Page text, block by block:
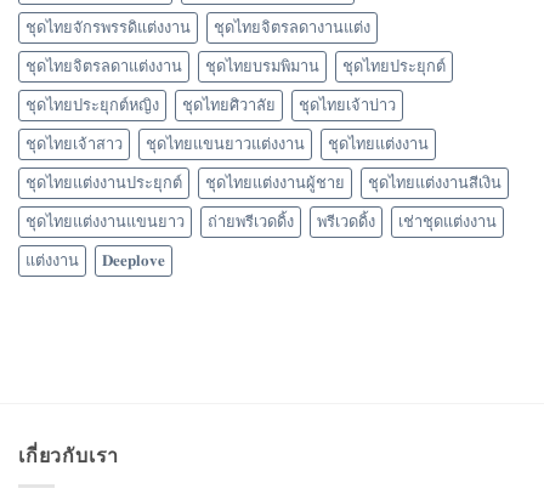
ชุดไทยจักรพรรดิแต่งงาน ชุดไทยจิตรลดางานแต่ง
ชุดไทยจิตรลดาแต่งงาน ชุดไทยบรมพิมาน ชุดไทยประยุกต์
ชุดไทยประยุกต์หญิง ชุดไทยศิวาลัย ชุดไทยเจ้าบ่าว
ชุดไทยเจ้าสาว ชุดไทยแขนยาวแต่งงาน ชุดไทยแต่งงาน
ชุดไทยแต่งงานประยุกต์ ชุดไทยแต่งงานผู้ชาย ชุดไทยแต่งงานสีเงิน
ชุดไทยแต่งงานแขนยาว ถ่ายพรีเวดดิ้ง พรีเวดดิ้ง เช่าชุดแต่งงาน
แต่งงาน 𝐃𝐞𝐞𝐩𝐥𝐨𝐯𝐞
เกี่ยวกับเรา